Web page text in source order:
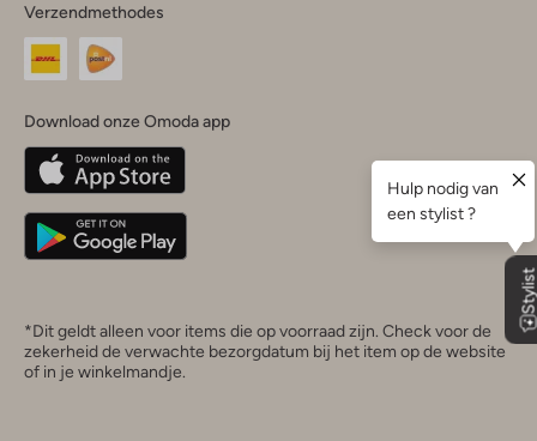
je
land
Nederland
Belgique(Français)
Deutschland
Verzendmethodes
Download onze Omoda app
*Dit geldt alleen voor items die op voorraad zijn. Check voor de
zekerheid de verwachte bezorgdatum bij het item op de website
of in je winkelmandje.